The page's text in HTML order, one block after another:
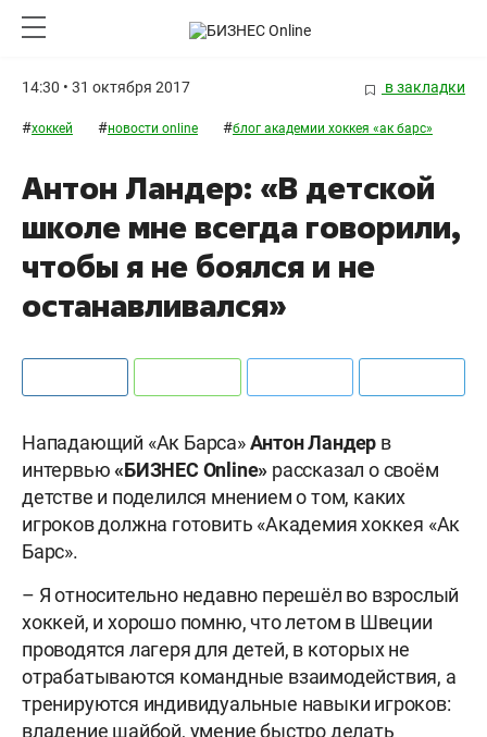
14:30 • 31 октября 2017 в закладки
#хоккей #новости online #блог академии хоккея «ак барс»
Антон Ландер: «В детской
школе мне всегда говорили,
чтобы я не боялся и не
останавливался»
Нападающий «Ак Барса»Антон Ландер в
интервью«БИЗНЕС Online» рассказал о своём
детстве и поделился мнением о том, каких
игроков должна готовить «Академия хоккея «Ак
Барс».
– Я относительно недавно перешёл во взрослый
хоккей, и хорошо помню, что летом в Швеции
проводятся лагеря для детей, в которых не
отрабатываются командные взаимодействия, а
тренируются индивидуальные навыки игроков:
владение шайбой, умение быстро делать